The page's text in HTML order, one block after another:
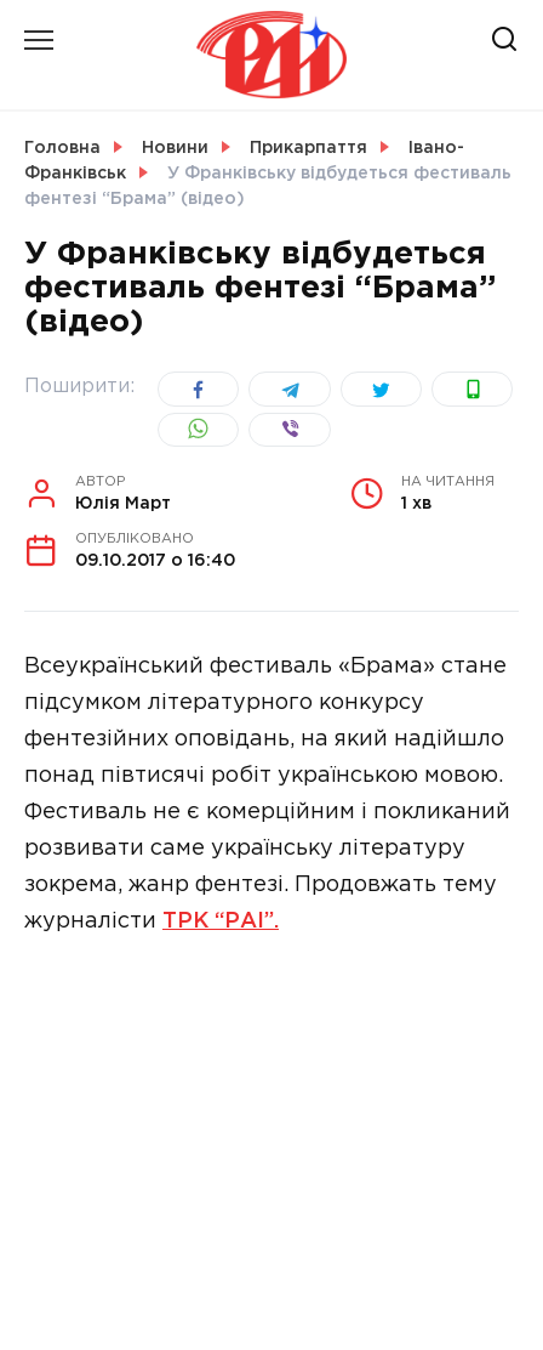
СВІТ
УКРАЇНА
Головна Новини Прикарпаття
Івано-
Франківськ
У Франківську відбудеться фестиваль
фентезі “Брама” (відео)
У Франківську відбудеться
фестиваль фентезі “Брама”
(відео)
Поширити:
АВТОР
Юлія Март
НА ЧИТАННЯ
1 хв
ОПУБЛІКОВАНО
09.10.2017 о 16:40
Всеукраїнський фестиваль «Брама» стане
підсумком літературного конкурсу
фентезійних оповідань, на який надійшло
понад півтисячі робіт українською мовою.
Фестиваль не є комерційним і покликаний
розвивати саме українську літературу
зокрема, жанр фентезі. Продовжать тему
журналісти
ТРК “РАІ”.